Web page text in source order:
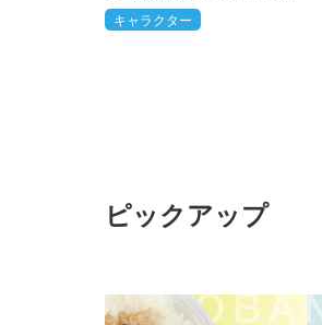
キャラクター
ピックアップ